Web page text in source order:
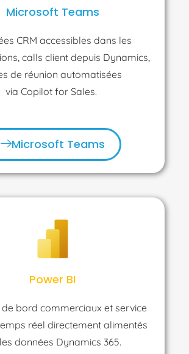
Microsoft Teams
CRM accessibles dans les
calls client depuis Dynamics,
de réunion automatisées
via Copilot for Sales.
Microsoft Teams
Power BI
bord commerciaux et service
réel directement alimentés
données Dynamics 365.